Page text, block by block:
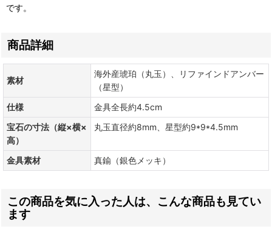
です。
商品詳細
素材
海外産琥珀（丸玉）、リファインドアンバー
（星型）
仕様
金具全長約4.5cm
宝石の寸法（縦×横×
高）
丸玉直径約8mm、星型約9*9*4.5mm
金具素材 真鍮（銀色メッキ）
この商品を気に入った人は、こんな商品も見てい
ます